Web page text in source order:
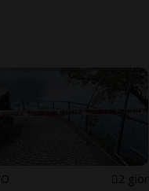
2 gior